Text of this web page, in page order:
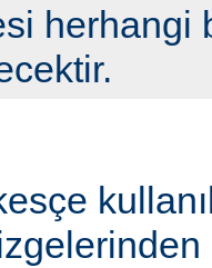
herhangi